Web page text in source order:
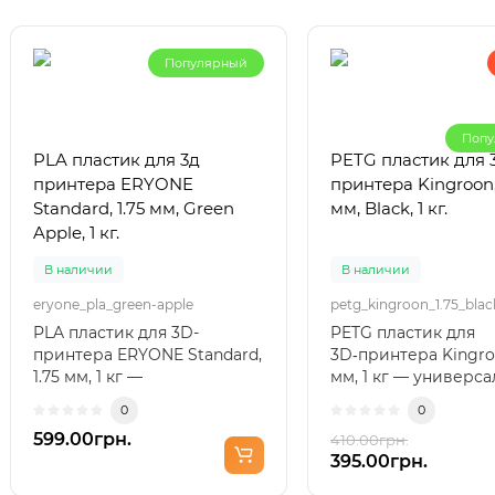
Популярный
PLA пластик для 3д
принтера ERYONE
Standard, 1.75 мм, Green
Apple, 1 кг.
В наличии
eryone_pla_green-apple
PLA пластик для 3D-
принтера ERYONE Standard,
1.75 мм, 1 кг —
надежный филамент для п..
0
599.00грн.
PETG пластик для
принтера Kingroon,
мм, Black, 1 кг.
В наличии
PETG пластик для
3D‑принтера
мм, 1 кг —
0
410.00грн.
395.00грн.